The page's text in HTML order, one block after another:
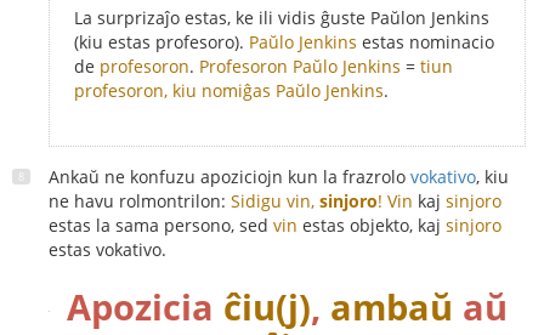
La surprizaĵo estas, ke ili vidis ĝuste Paŭlon Jenkins
(kiu estas profesoro). Paŭlo Jenkins estas nominacio
de profesoron. Profesoron Paŭlo Jenkins = tiun
profesoron, kiu nomiĝas Paŭlo Jenkins.
Ankaŭ ne konfuzu apoziciojn kun la frazrolo vokativo, kiu
ne havu rolmontrilon: Sidigu vin, sinjoro! Vin kaj sinjoro
estas la sama persono, sed vin estas objekto, kaj sinjoro
estas vokativo.
Apozicia ĉiu(j), ambaŭ aŭ